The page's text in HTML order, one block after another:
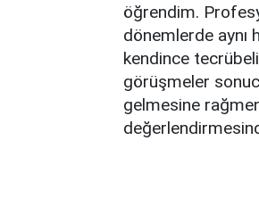
öğrendim.
dönemlerde aynı
kendince
görüşmeler
gelmesine